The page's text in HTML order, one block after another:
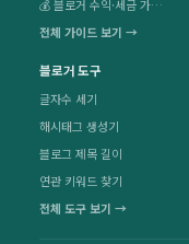
💰 블로거 수익·세금 가이드
전체 가이드 보기 →
블로거 도구
글자수 세기
해시태그 생성기
블로그 제목 길이
연관 키워드 찾기
전체 도구 보기 →